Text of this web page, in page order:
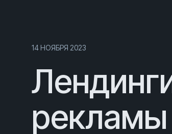
14 НОЯБРЯ 2023
рекламы